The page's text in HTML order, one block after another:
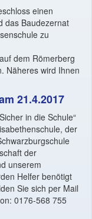
einen
das Baudezernat
zu
dem Römerberg
Näheres wird Ihnen
21.4.2017
in die Schule“
der
der
unserem
Helfer benötigt
Sie sich per Mail
0176-568 755